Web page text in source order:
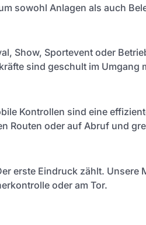
sowohl Anlagen als auch
Show, Sportevent oder
sind geschult im
Kontrollen sind eine
Routen oder auf Abruf und
erste Eindruck zählt. Unsere
oder am Tor.